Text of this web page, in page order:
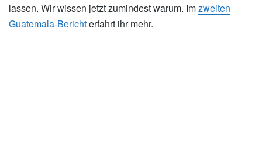
lassen. Wir wissen jetzt zumindest warum. Imzweiten
Guatemala-Berichterfahrt ihr mehr.